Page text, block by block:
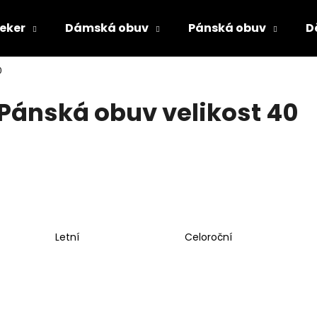
Dámská obuv Pánská obuv
obuv velikost 40
Letní Celoroční